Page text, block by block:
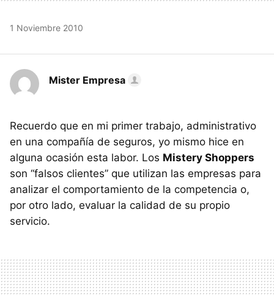
1 Noviembre 2010
Mister Empresa
Recuerdo que en mi primer trabajo, administrativo
en una compañía de seguros, yo mismo hice en
alguna ocasión esta labor. Los Mistery Shoppers
son “falsos clientes” que utilizan las empresas para
analizar el comportamiento de la competencia o,
por otro lado, evaluar la calidad de su propio
servicio.